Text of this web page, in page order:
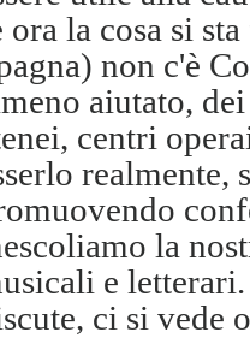
ora la cosa si
non c'è
aiutato,
centri
realmente,
la
e
ci si vede